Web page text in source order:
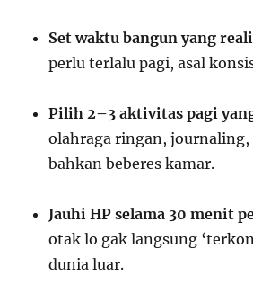
Set waktu bangun yang
perlu terlalu pagi, asal
Pilih 2–3 aktivitas pagi
olahraga ringan, journaling,
bahkan beberes kamar.
Jauhi HP selama 30 menit
otak lo gak langsung
dunia luar.